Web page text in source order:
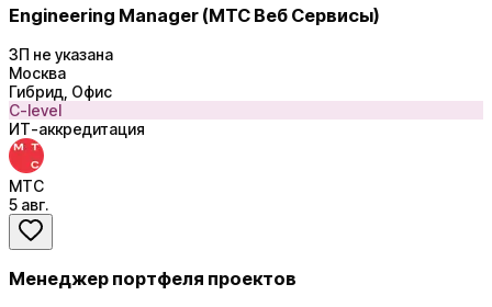
Engineering Manager (МТС Веб Сервисы)
ЗП не указана
Москва
Гибрид, Офис
C-level
ИТ-аккредитация
МТС
5 авг.
Менеджер портфеля проектов